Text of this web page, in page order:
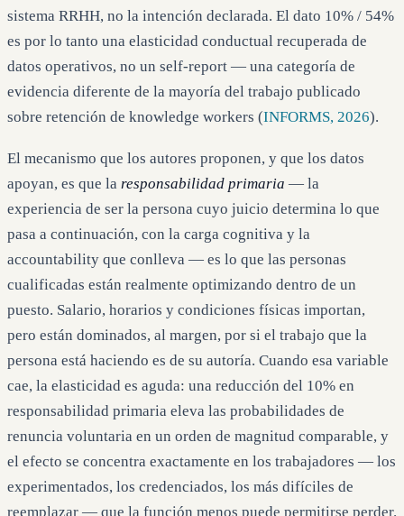
sistema RRHH, no la intención declarada. El dato 10% / 54%
es por lo tanto una elasticidad conductual recuperada de
datos operativos, no un self-report — una categoría de
evidencia diferente de la mayoría del trabajo publicado
sobre retención de knowledge workers (INFORMS, 2026).
El mecanismo que los autores proponen, y que los datos
apoyan, es que la responsabilidad primaria — la
experiencia de ser la persona cuyo juicio determina lo que
pasa a continuación, con la carga cognitiva y la
accountability que conlleva — es lo que las personas
cualificadas están realmente optimizando dentro de un
puesto. Salario, horarios y condiciones físicas importan,
pero están dominados, al margen, por si el trabajo que la
persona está haciendo es de su autoría. Cuando esa variable
cae, la elasticidad es aguda: una reducción del 10% en
responsabilidad primaria eleva las probabilidades de
renuncia voluntaria en un orden de magnitud comparable, y
el efecto se concentra exactamente en los trabajadores — los
experimentados, los credenciados, los más difíciles de
reemplazar — que la función menos puede permitirse perder.